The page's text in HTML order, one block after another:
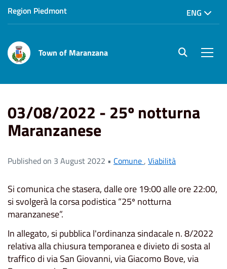
Region Piedmont ENG
Town of Maranzana site.searc
03/08/2022 - 25º notturna
Maranzanese
Published on 3 August 2022 • Comune, Viabilità
Si comunica che stasera, dalle ore 19:00 alle ore 22:00,
si svolgerà la corsa podistica “25º notturna
maranzanese”.
In allegato, si pubblica l'ordinanza sindacale n. 8/2022
relativa alla chiusura temporanea e divieto di sosta al
traffico di via San Giovanni, via Giacomo Bove, via